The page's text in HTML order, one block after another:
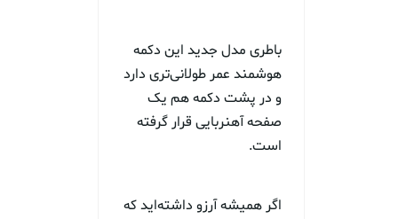
باطری مدل جدید این دکمه
هوشمند عمر طولانی‌تری دارد
و در پشت دکمه هم یک
صفحه آهنربایی قرار گرفته
است.
اگر همیشه آرزو داشته‌اید که